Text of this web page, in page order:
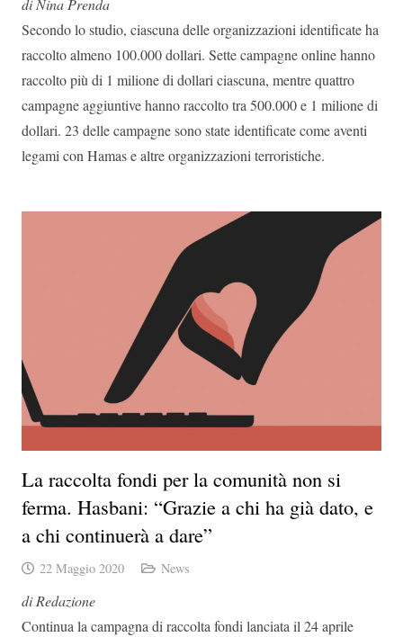
Secondo lo studio, ciascuna delle organizzazioni identificate ha
raccolto almeno 100.000 dollari. Sette campagne online hanno
raccolto più di 1 milione di dollari ciascuna, mentre quattro
campagne aggiuntive hanno raccolto tra 500.000 e 1 milione di
dollari. 23 delle campagne sono state identificate come aventi
legami con Hamas e altre organizzazioni terroristiche.
La raccolta fondi per la comunità non si
ferma. Hasbani: “Grazie a chi ha già dato, e
a chi continuerà a dare”
22 Maggio 2020 News
di Redazione
Continua la campagna di raccolta fondi lanciata il 24 aprile